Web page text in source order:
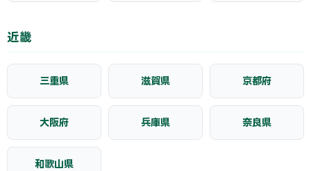
近畿
三重県 滋賀県 京都府
大阪府 兵庫県 奈良県
和歌山県